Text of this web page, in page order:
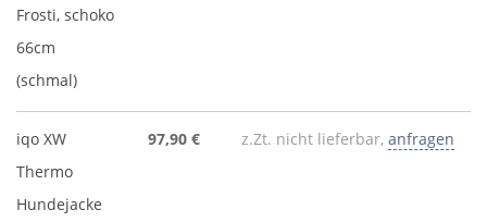
Frosti, schoko
66cm
(schmal)
iqo XW
Thermo
Hundejacke
97,90 € z.Zt. nicht lieferbar, anfragen